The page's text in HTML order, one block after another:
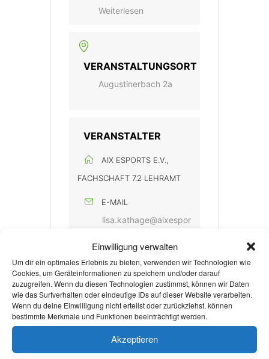
Einwilligung verwalten
Um dir ein optimales Erlebnis zu bieten, verwenden wir Technologien wie
Cookies, um Geräteinformationen zu speichern und/oder darauf
zuzugreifen. Wenn du diesen Technologien zustimmst, können wir Daten
wie das Surfverhalten oder eindeutige IDs auf dieser Website verarbeiten.
Wenn du deine Einwilligung nicht erteilst oder zurückziehst, können
bestimmte Merkmale und Funktionen beeinträchtigt werden.
Akzeptieren
Weiterlesen
VERANSTALTUNGSORT
Augustinerbach 2a
VERANSTALTER
AIX ESPORTS E.V.,
FACHSCHAFT 7.2 LEHRAMT
E-MAIL
lisa.kathage@aixespor
WEBSITE
https://www.instagram
.com/aixesports/